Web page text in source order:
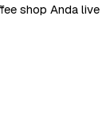
shop Anda live